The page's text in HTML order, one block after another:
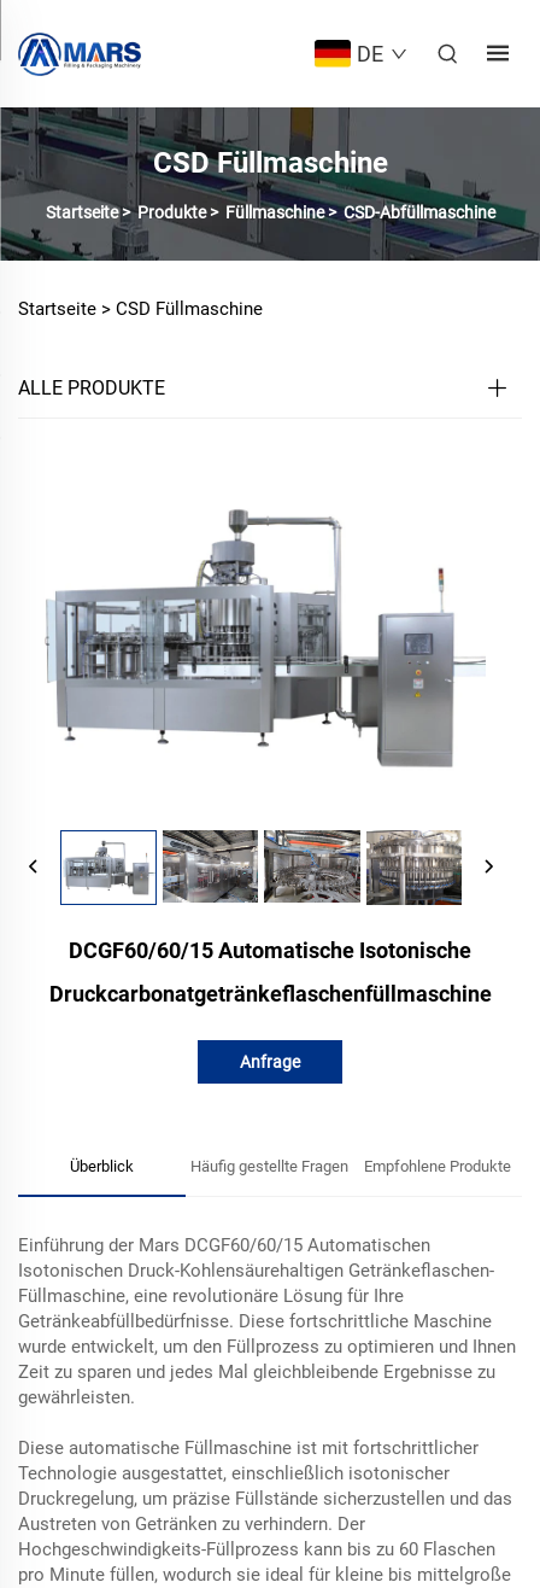
DE
CSD Füllmaschine
Startseite>Produkte> Füllmaschine>CSD-Abfüllmaschine
Startseite > CSD Füllmaschine
ALLE PRODUKTE
DCGF60/60/15 Automatische Isotonische
Druckcarbonatgetränkeflaschenfüllmaschine
Anfrage
Überblick Häufig gestellte Fragen Empfohlene Produkte
Einführung der Mars DCGF60/60/15 Automatischen
Isotonischen Druck-Kohlensäurehaltigen Getränkeflaschen-
Füllmaschine, eine revolutionäre Lösung für Ihre
Getränkeabfüllbedürfnisse. Diese fortschrittliche Maschine
wurde entwickelt, um den Füllprozess zu optimieren und Ihnen
Zeit zu sparen und jedes Mal gleichbleibende Ergebnisse zu
gewährleisten.
Diese automatische Füllmaschine ist mit fortschrittlicher
Technologie ausgestattet, einschließlich isotonischer
Druckregelung, um präzise Füllstände sicherzustellen und das
Austreten von Getränken zu verhindern. Der
Hochgeschwindigkeits-Füllprozess kann bis zu 60 Flaschen
pro Minute füllen, wodurch sie ideal für kleine bis mittelgroße